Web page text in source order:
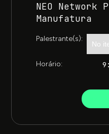
NEO Network
Manufatura
Palestrante(s):
No
Horário: